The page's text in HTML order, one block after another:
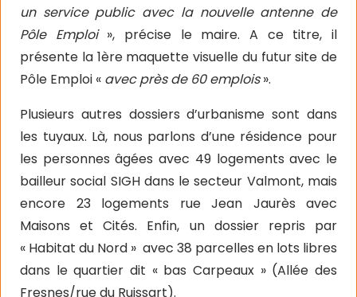
un service public avec la nouvelle antenne de
Pôle Emploi », précise le maire. A ce titre, il
présente la 1ère maquette visuelle du futur site de
Pôle Emploi « avec près de 60 emplois».
Plusieurs autres dossiers d’urbanisme sont dans
les tuyaux. Là, nous parlons d’une résidence pour
les personnes âgées avec 49 logements avec le
bailleur social SIGH dans le secteur Valmont, mais
encore 23 logements rue Jean Jaurès avec
Maisons et Cités. Enfin, un dossier repris par
« Habitat du Nord » avec 38 parcelles en lots libres
dans le quartier dit « bas Carpeaux » (Allée des
Fresnes/rue du Ruissart).